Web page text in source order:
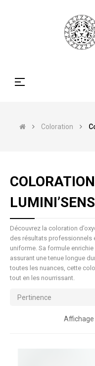
Basculer
☰
Coloration
LUMINI’SENS
Découvrez la coloration
des résultats professionnels
uniforme. Sa formule
assurant une tenue longue
toutes les nuances, cette
tout en les nourrissant.
Pertinence
Affichage